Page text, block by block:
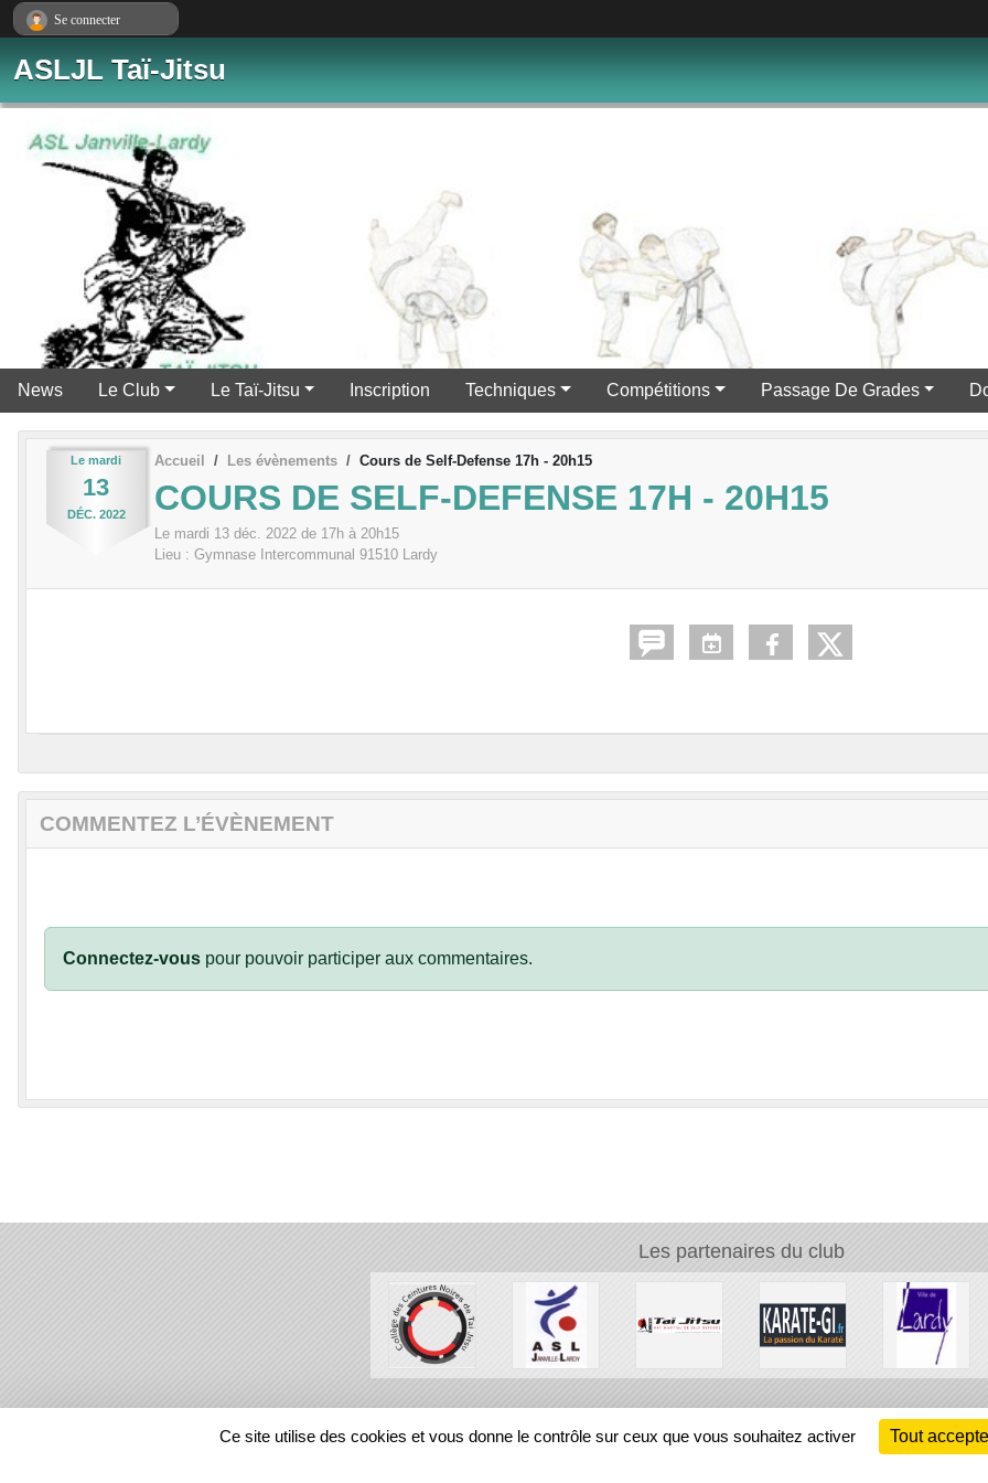
ASLJL Taï-Jitsu
News Le Club Le Taï-Jitsu Inscription Techniques Compétitions Passage De Grades
Le mardi
13
DÉC. 2022
Accueil Les évènements Cours de Self-Defense 17h - 20h15
COURS DE SELF-DEFENSE 17H - 20H15
Le mardi 13 déc. 2022 de 17h à 20h15
Lieu : Gymnase Intercommunal 91510 Lardy
COMMENTEZ L’ÉVÈNEMENT
Connectez-vous pour pouvoir participer aux commentaires.
Les partenaires du club
REGIONS
Se connecter
Panneau de gestion des cookies
Ce site utilise des cookies et vous donne le contrôle sur ceux que vous souhaitez activer Tout